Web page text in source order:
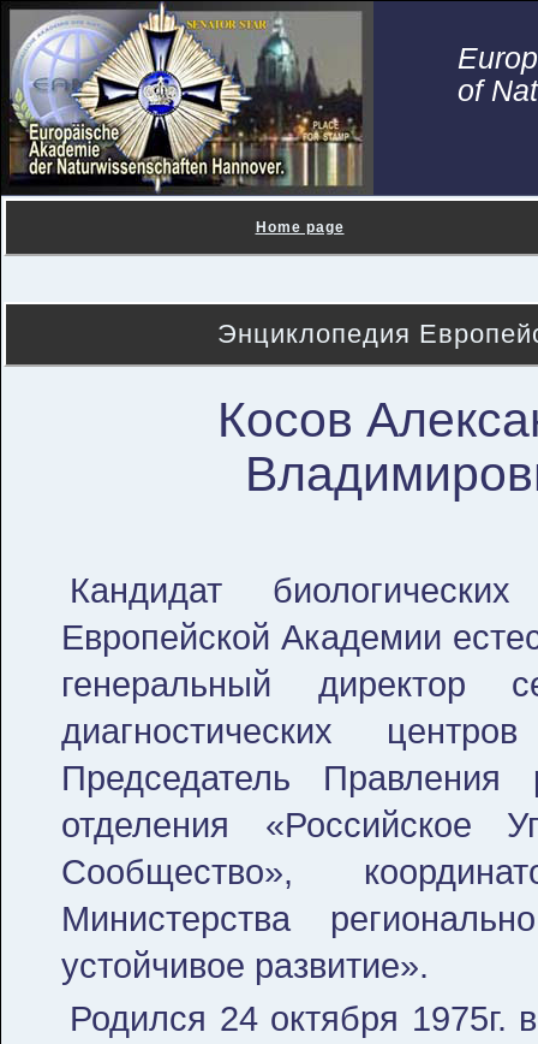
of
Home page
Энциклопедия
Косов
Кандидат
Европейской Академии
генеральный директор
диагностических
Председатель Правления
отделения «Российское
Сообщество»,
Министерства
устойчивое развитие».
Родился 24 октября 1975г.